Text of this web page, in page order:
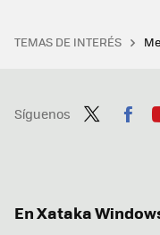
TEMAS DE INTERÉS
Síguenos
En Xataka